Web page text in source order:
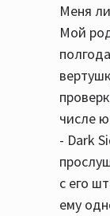
Меня
Мой
числе
- Dark
с его
ему